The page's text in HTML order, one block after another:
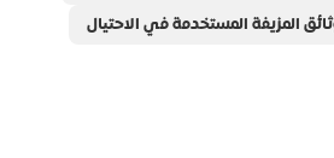
المزيفة المستخدمة في الاحتيال